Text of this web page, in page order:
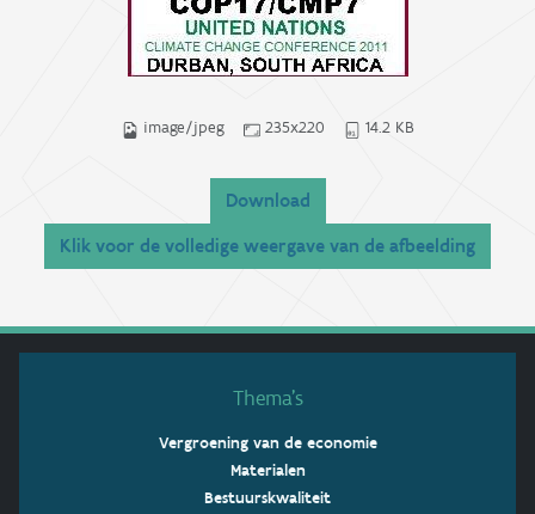
image/jpeg 235x220 14.2 KB
Download
Klik voor de volledige weergave van de afbeelding
Thema’s
Vergroening van de economie
Materialen
Bestuurskwaliteit